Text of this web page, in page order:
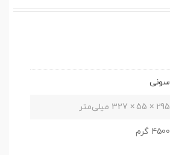
سونی
295 × 55 × 327 میلی‌متر
4500 گرم